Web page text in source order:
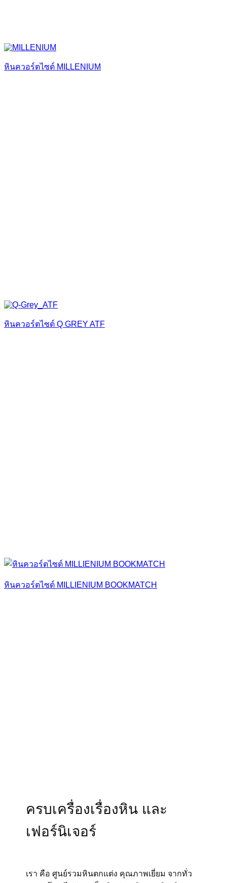
หินควอร์ตไซต์ MILLENIUM
หินควอร์ตไซต์ Q GREY ATF
หินควอร์ตไซต์ MILLIENIUM BOOKMATCH
ครบเครื่องเรื่องหิน และ
เฟอร์นิเจอร์
เรา คือ ศูนย์รวมหินตกแต่ง คุณภาพเยี่ยม จากทั่ว